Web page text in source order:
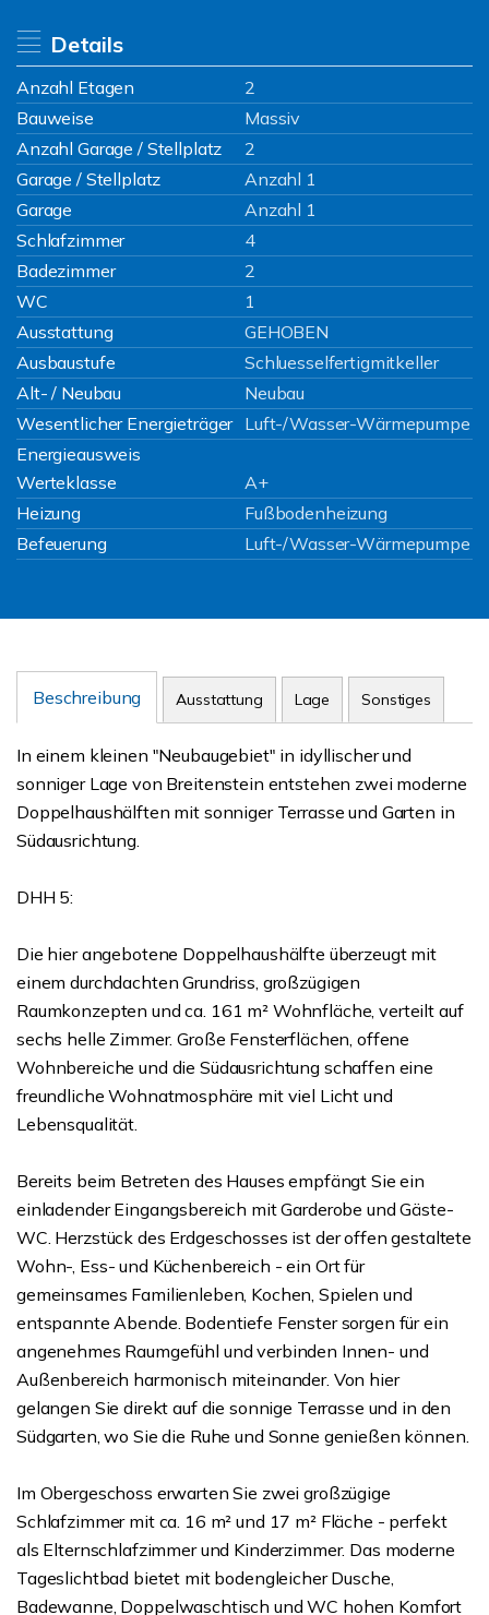
Details
Anzahl Etagen
2
Bauweise
Massiv
Anzahl Garage / Stellplatz
2
Garage / Stellplatz
Anzahl 1
Garage
Anzahl 1
Schlafzimmer
4
Badezimmer
2
WC
1
Ausstattung
GEHOBEN
Ausbaustufe
Schluesselfertigmitkeller
Alt- / Neubau
Neubau
Wesentlicher Energieträger Luft-/Wasser-Wärmepumpe
Energieausweis
Werteklasse
A+
Heizung
Fußbodenheizung
Befeuerung
Luft-/Wasser-Wärmepumpe
Beschreibung Ausstattung Lage Sonstiges
In einem kleinen "Neubaugebiet" in idyllischer und
sonniger Lage von Breitenstein entstehen zwei moderne
Doppelhaushälften mit sonniger Terrasse und Garten in
Südausrichtung.
DHH 5:
Die hier angebotene Doppelhaushälfte überzeugt mit
einem durchdachten Grundriss, großzügigen
Raumkonzepten und ca. 161 m² Wohnfläche, verteilt auf
sechs helle Zimmer. Große Fensterflächen, offene
Wohnbereiche und die Südausrichtung schaffen eine
freundliche Wohnatmosphäre mit viel Licht und
Lebensqualität.
Bereits beim Betreten des Hauses empfängt Sie ein
einladender Eingangsbereich mit Garderobe und Gäste-
WC. Herzstück des Erdgeschosses ist der offen gestaltete
Wohn-, Ess- und Küchenbereich - ein Ort für
gemeinsames Familienleben, Kochen, Spielen und
entspannte Abende. Bodentiefe Fenster sorgen für ein
angenehmes Raumgefühl und verbinden Innen- und
Außenbereich harmonisch miteinander. Von hier
gelangen Sie direkt auf die sonnige Terrasse und in den
Südgarten, wo Sie die Ruhe und Sonne genießen können.
Im Obergeschoss erwarten Sie zwei großzügige
Schlafzimmer mit ca. 16 m² und 17 m² Fläche - perfekt
als Elternschlafzimmer und Kinderzimmer. Das moderne
Tageslichtbad bietet mit bodengleicher Dusche,
Badewanne, Doppelwaschtisch und WC hohen Komfort